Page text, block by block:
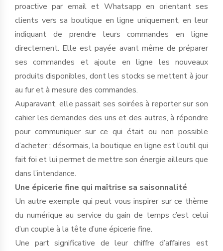
proactive par email et Whatsapp en orientant ses
clients vers sa boutique en ligne uniquement, en leur
indiquant de prendre leurs commandes en ligne
directement. Elle est payée avant même de préparer
ses commandes et ajoute en ligne les nouveaux
produits disponibles, dont les stocks se mettent à jour
au fur et à mesure des commandes.
Auparavant, elle passait ses soirées à reporter sur son
cahier les demandes des uns et des autres, à répondre
pour communiquer sur ce qui était ou non possible
d’acheter ; désormais, la boutique en ligne est l’outil qui
fait foi et lui permet de mettre son énergie ailleurs que
dans l’intendance.
Une épicerie fine qui maîtrise sa saisonnalité
Un autre exemple qui peut vous inspirer sur ce thème
du numérique au service du gain de temps c’est celui
d’un couple à la tête d’une épicerie fine.
Une part significative de leur chiffre d’affaires est